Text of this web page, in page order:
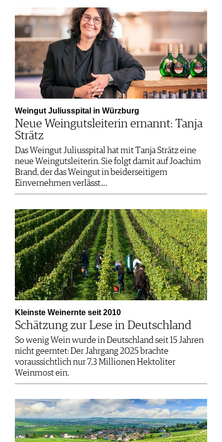
Weingut Juliusspital in Würzburg
Neue Weingutsleiterin ernannt: Tanja
Strätz
Das Weingut Juliusspital hat mit Tanja Strätz eine
neue Weingutsleiterin. Sie folgt damit auf Joachim
Brand, der das Weingut in beiderseitigem
Einvernehmen verlässt.…
Kleinste Weinernte seit 2010
Schätzung zur Lese in Deutschland
So wenig Wein wurde in Deutschland seit 15 Jahren
nicht geerntet: Der Jahrgang 2025 brachte
voraussichtlich nur 7,3 Millionen Hektoliter
Weinmost ein.